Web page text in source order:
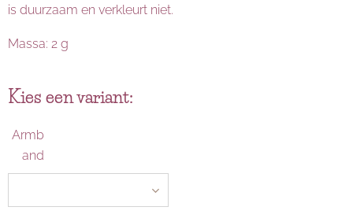
is duurzaam en verkleurt niet.
Massa: 2 g
Kies een variant:
Armb
and